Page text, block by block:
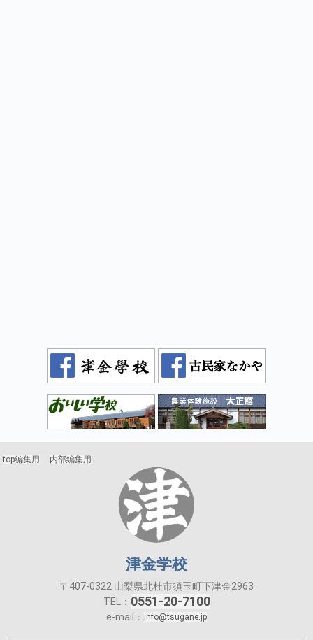
top編集用 内部編集用
津金学校
〒407-0322 山梨県北杜市須玉町下津金2963
TEL： 0551-20-7100
e-mail： info@tsugane.jp